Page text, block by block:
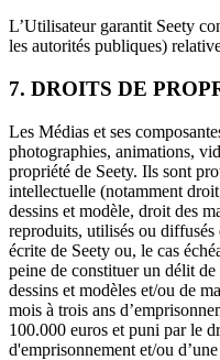
L’Utilisateur garantit Seety
les autorités publiques)
7. DROITS DE
Les Médias et ses
photographies, animations,
propriété de Seety. Ils sont
intellectuelle (notamment
dessins et modèle, droit des
reproduits, utilisés ou diffusés
écrite de Seety ou, le cas
peine de constituer un délit
dessins et modèles et/ou de
mois à trois ans
100.000 euros et puni par le
d'emprisonnement et/ou